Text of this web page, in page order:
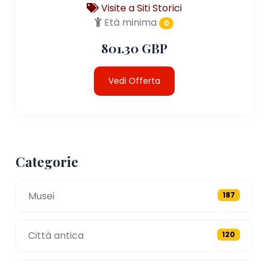
Visite a Siti Storici
Età minima
0
801.30 GBP
Vedi Offerta
Categorie
Musei 187
Città antica 120